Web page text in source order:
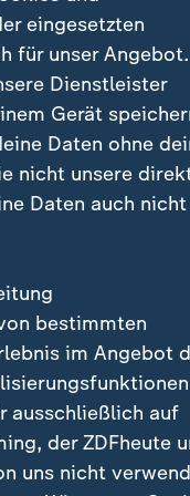
beiden unheilbaren
sowie
wie einer
Mit 24 Prozent
das
ist.
früh erkennen und
Ups vielfach
eingesetzten
für unser
Dienstleister
Gerät
Daten ohne
nicht unsere
Daten auch nicht
bestimmten
im Angebot
ausschließlich auf
der ZDFheute
uns nicht